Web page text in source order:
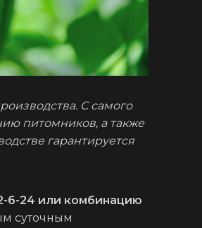
С самого
питомников, а также
гарантируется
6-24 или комбинацию
суточным